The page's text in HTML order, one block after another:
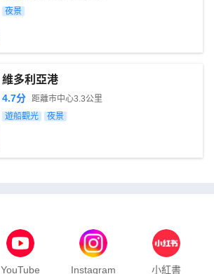
夜景
維多利亞港
4.7分 距離市中心3.3公里
遊船觀光
夜景
YouTube Instagram 小紅書